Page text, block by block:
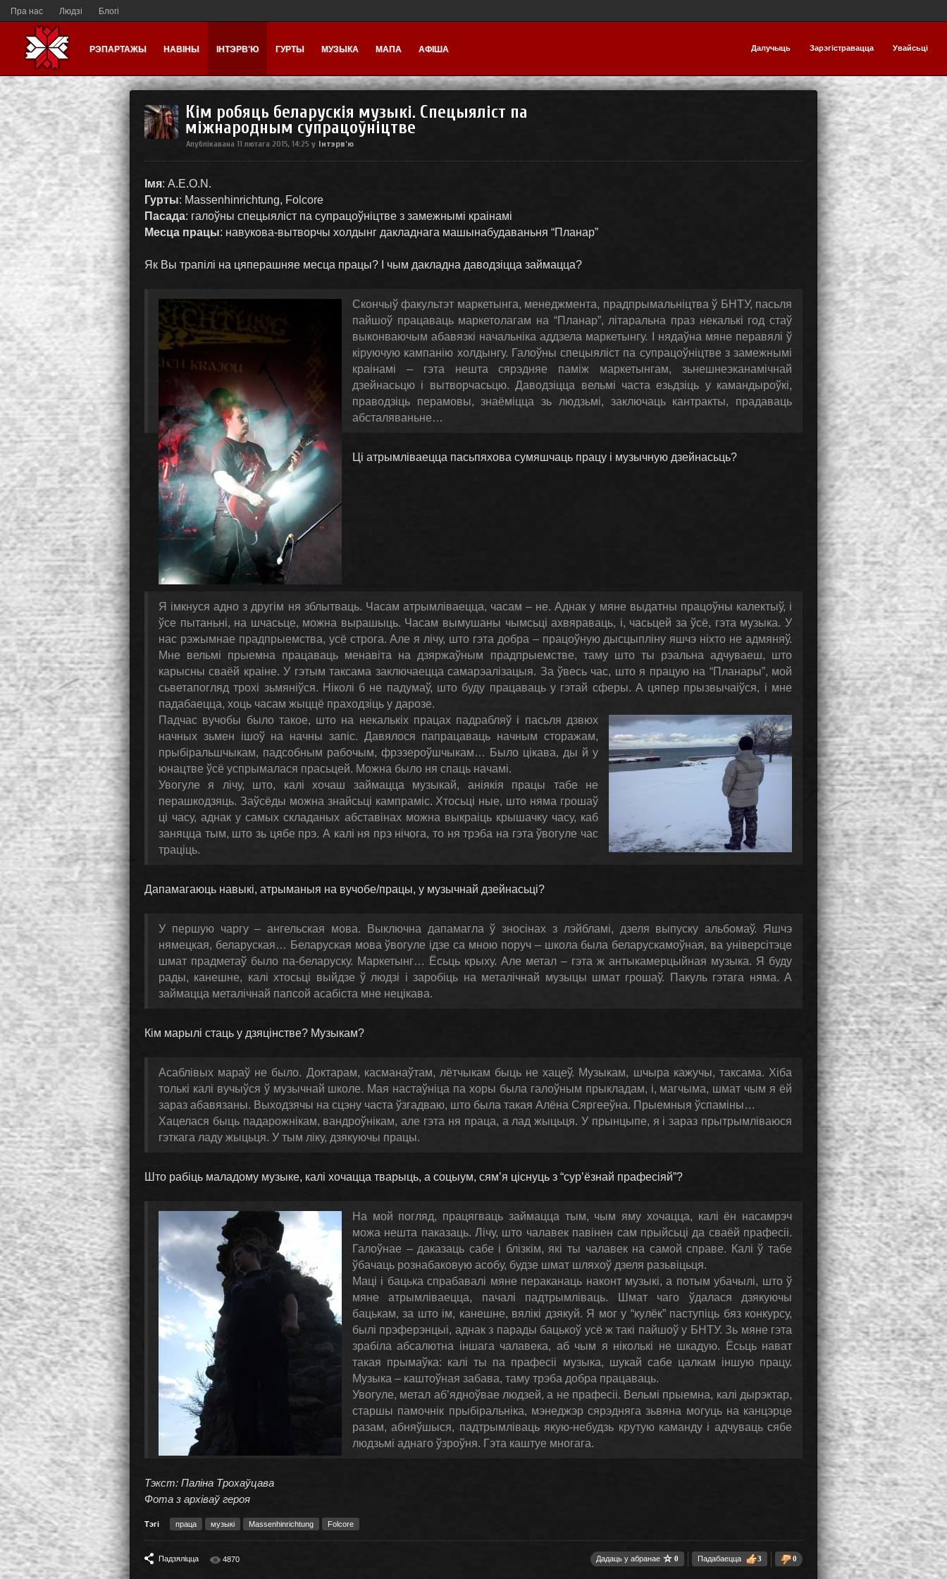
Пра нас Людзі Блогі
Далучыць Зарэгістравацца Увайсьці
РЭПАРТАЖЫ НАВІНЫ ІНТЭРВ'Ю ГУРТЫ МУЗЫКА МАПА АФІША
Кім робяць беларускія музыкі. Спецыяліст па
міжнародным супрацоўніцтве
Апублікавана 11 лютага 2015, 14:25 у Інтэрв'ю
Імя: A.E.O.N.
Гурты: Massenhinrichtung, Folcore
Пасада: галоўны спецыяліст па супрацоўніцтве з замежнымі краінамі
Месца працы: навукова-вытворчы холдынг дакладнага машынабудаваньня “Планар”
Як Вы трапілі на цяперашняе месца працы? І чым дакладна даводзіцца займацца?
Скончыў факультэт маркетынга, менеджмента, прадпрымальніцтва ў БНТУ, пасьля
пайшоў працаваць маркетолагам на “Планар”, літаральна праз некалькі год стаў
выконваючым абавязкі начальніка аддзела маркетынгу. І нядаўна мяне перавялі ў
кіруючую кампанію холдынгу. Галоўны спецыяліст па супрацоўніцтве з замежнымі
краінамі – гэта нешта сярэдняе паміж маркетынгам, зьнешнеэканамічнай
дзейнасьцю і вытворчасьцю. Даводзіцца вельмі часта езьдзіць у камандыроўкі,
праводзіць перамовы, знаёміцца зь людзьмі, заключаць кантракты, прадаваць
абсталяваньне…
Ці атрымліваецца пасьпяхова сумяшчаць працу і музычную дзейнасьць?
Я імкнуся адно з другім ня зблытваць. Часам атрымліваецца, часам – не. Аднак у мяне выдатны працоўны калектыў, і
ўсе пытаньні, на шчасьце, можна вырашыць. Часам вымушаны чымсьці ахвяраваць, і, часьцей за ўсё, гэта музыка. У
нас рэжымнае прадпрыемства, усё строга. Але я лічу, што гэта добра – працоўную дысцыпліну яшчэ ніхто не адмяняў.
Мне вельмі прыемна працаваць менавіта на дзяржаўным прадпрыемстве, таму што ты рэальна адчуваеш, што
карысны сваёй краіне. У гэтым таксама заключаецца самарэалізацыя. За ўвесь час, што я працую на “Планары”, мой
сьветапогляд трохі зьмяніўся. Ніколі б не падумаў, што буду працаваць у гэтай сферы. А цяпер прызвычаіўся, і мне
падабаецца, хоць часам жыццё праходзіць у дарозе.
Падчас вучобы было такое, што на некалькіх працах падрабляў і пасьля дзвюх
начных зьмен ішоў на начны запіс. Давялося папрацаваць начным сторажам,
прыбіральшчыкам, падсобным рабочым, фрэзероўшчыкам… Было цікава, ды й у
юнацтве ўсё успрымалася прасьцей. Можна было ня спаць начамі.
Увогуле я лічу, што, калі хочаш займацца музыкай, аніякія працы табе не
перашкодзяць. Заўсёды можна знайсьці кампраміс. Хтосьці ные, што няма грошаў
ці часу, аднак у самых складаных абставінах можна выкраіць крышачку часу, каб
заняцца тым, што зь цябе прэ. А калі ня прэ нічога, то ня трэба на гэта ўвогуле час
траціць.
Дапамагаюць навыкі, атрыманыя на вучобе/працы, у музычнай дзейнасьці?
У першую чаргу – ангельская мова. Выключна дапамагла ў зносінах з лэйбламі, дзеля выпуску альбомаў. Яшчэ
нямецкая, беларуская… Беларуская мова ўвогуле ідзе са мною поруч – школа была беларускамоўная, ва універсітэце
шмат прадметаў было па-беларуску. Маркетынг… Ёсьць крыху. Але метал – гэта ж антыкамерцыйная музыка. Я буду
рады, канешне, калі хтосьці выйдзе ў людзі і заробіць на металічнай музыцы шмат грошаў. Пакуль гэтага няма. А
займацца металічнай папсой асабіста мне нецікава.
Кім марылі стаць у дзяцінстве? Музыкам?
Асаблівых мараў не было. Доктарам, касманаўтам, лётчыкам быць не хацеў. Музыкам, шчыра кажучы, таксама. Хіба
толькі калі вучыўся ў музычнай школе. Мая настаўніца па хоры была галоўным прыкладам, і, магчыма, шмат чым я ёй
зараз абавязаны. Выходзячы на сцэну часта ўзгадваю, што была такая Алёна Сяргееўна. Прыемныя ўспаміны…
Хацелася быць падарожнікам, вандроўнікам, але гэта ня праца, а лад жыцьця. У прынцыпе, я і зараз прытрымліваюся
гэткага ладу жыцьця. У тым ліку, дзякуючы працы.
Што рабіць маладому музыке, калі хочацца тварыць, а соцыум, сям’я ціснуць з “сур’ёзнай прафесіяй”?
На мой погляд, працягваць займацца тым, чым яму хочацца, калі ён насамрэч
можа нешта паказаць. Лічу, што чалавек павінен сам прыйсьці да сваёй прафесіі.
Галоўнае – даказаць сабе і блізкім, які ты чалавек на самой справе. Калі ў табе
ўбачаць рознабаковую асобу, будзе шмат шляхоў дзеля разьвіцьця.
Маці і бацька спрабавалі мяне пераканаць наконт музыкі, а потым убачылі, што ў
мяне атрымліваецца, пачалі падтрымліваць. Шмат чаго ўдалася дзякуючы
бацькам, за што ім, канешне, вялікі дзякуй. Я мог у “кулёк” паступіць бяз конкурсу,
былі прэферэнцыі, аднак з парады бацькоў усё ж такі пайшоў у БНТУ. Зь мяне гэта
зрабіла абсалютна іншага чалавека, аб чым я ніколькі не шкадую. Ёсьць нават
такая прымаўка: калі ты па прафесіі музыка, шукай сабе цалкам іншую працу.
Музыка – каштоўная забава, таму трэба добра працаваць.
Увогуле, метал аб’ядноўвае людзей, а не прафесіі. Вельмі прыемна, калі дырэктар,
старшы памочнік прыбіральніка, мэнеджэр сярэдняга зьвяна могуць на канцэрце
разам, абняўшыся, падтрымліваць якую-небудзь крутую каманду і адчуваць сябе
людзьмі аднаго ўзроўня. Гэта каштуе многага.
Тэкст: Паліна Трохаўцава
Фота з архіваў героя
Тэгі праца музыкі Massenhinriсhtung Folcore
Падзяліцца 4870 Дадаць у абранае 0 Падабаецца 3 0